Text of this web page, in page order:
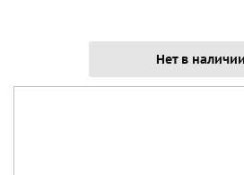
Нет в наличии